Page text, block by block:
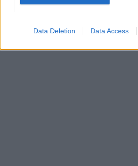
Data Deletion Data Access